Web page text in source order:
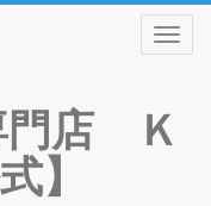
門店 Ｋ
】